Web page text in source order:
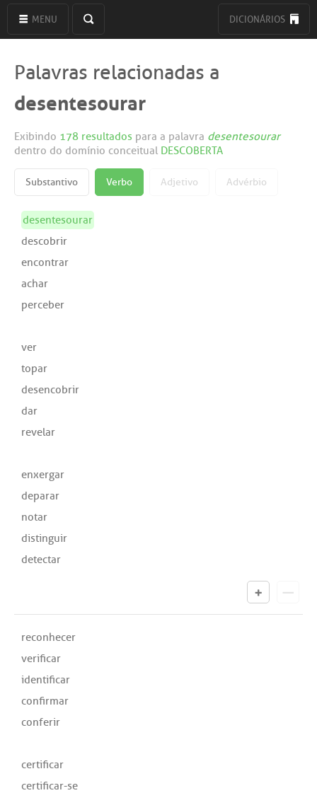
MENU DICIONÁRIOS
Palavras relacionadas a
desentesourar
Exibindo 178 resultados para a palavra desentesourar
dentro do domínio conceitual DESCOBERTA
Substantivo Verbo Adjetivo Advérbio
desentesourar
descobrir
encontrar
achar
perceber
ver
topar
desencobrir
dar
revelar
enxergar
deparar
notar
distinguir
detectar
reconhecer
verificar
identificar
confirmar
conferir
certificar
certificar-se